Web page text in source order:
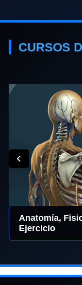
CURSOS
Anatomía,
Ejercicio